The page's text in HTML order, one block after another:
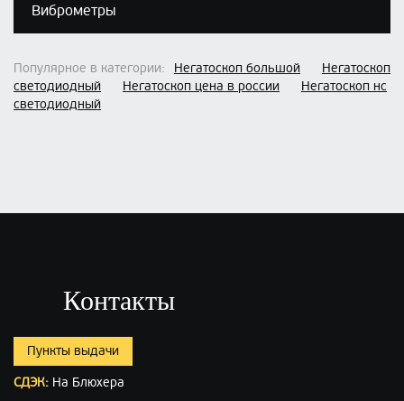
Виброметры
Популярное в категории: Негатоскоп большой
Негатоскоп
светодиодный
Негатоскоп цена в россии
Негатоскоп нс
светодиодный
Контакты
Пункты выдачи
СДЭК: На Блюхера